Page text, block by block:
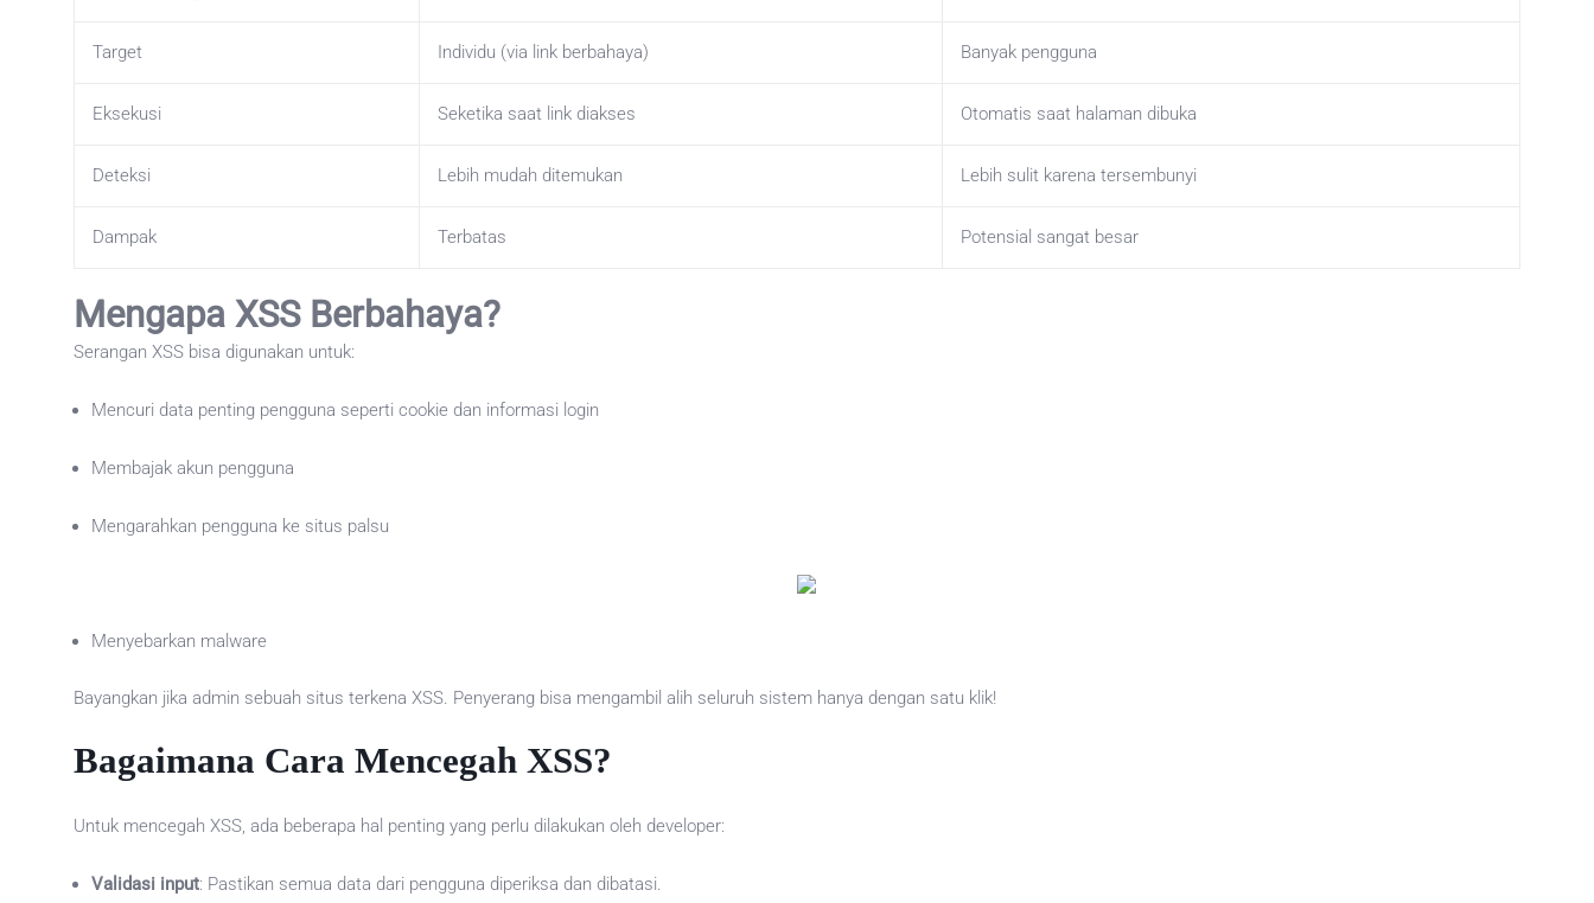
Target Individu (via link berbahaya) Banyak pengguna
Eksekusi Seketika saat link diakses Otomatis saat halaman dibuka
Deteksi Lebih mudah ditemukan Lebih sulit karena tersembunyi
Dampak Terbatas Potensial sangat besar
Mengapa XSS Berbahaya?
Serangan XSS bisa digunakan untuk:
Mencuri data penting pengguna seperti cookie dan informasi login
Membajak akun pengguna
Mengarahkan pengguna ke situs palsu
Menyebarkan malware
Bayangkan jika admin sebuah situs terkena XSS. Penyerang bisa mengambil alih seluruh sistem hanya dengan satu klik!
Bagaimana Cara Mencegah XSS?
Untuk mencegah XSS, ada beberapa hal penting yang perlu dilakukan oleh developer:
Validasi input: Pastikan semua data dari pengguna diperiksa dan dibatasi.